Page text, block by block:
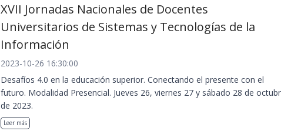
XVII Jornadas Nacionales de Docentes
Universitarios de Sistemas y Tecnologías de la
Información
2023-10-26 16:30:00
Desafíos 4.0 en la educación superior. Conectando el presente con el
futuro. Modalidad Presencial. Jueves 26, viernes 27 y sábado 28 de
de 2023.
Leer más